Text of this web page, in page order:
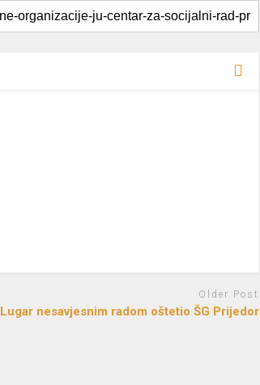
Older Post
Lugar nesavjesnim radom oštetio ŠG Prijedor